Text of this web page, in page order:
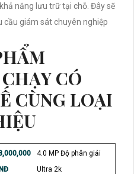
năng lưu trữ tại chỗ. Đây sẽ
cầu giám sát chuyên nghiệp
CÓ
CÙNG LOẠI
4.0 MP Độ phân giải
Ultra 2k